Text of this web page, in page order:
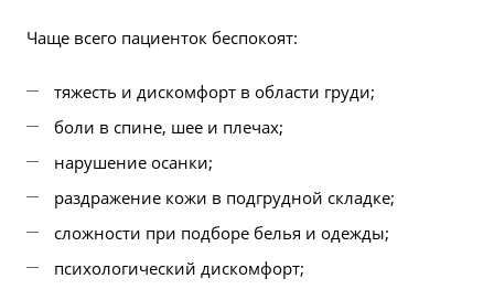
Чаще всего пациенток беспокоят:
тяжесть и дискомфорт в области груди;
боли в спине, шее и плечах;
нарушение осанки;
раздражение кожи в подгрудной складке;
сложности при подборе белья и одежды;
психологический дискомфорт;